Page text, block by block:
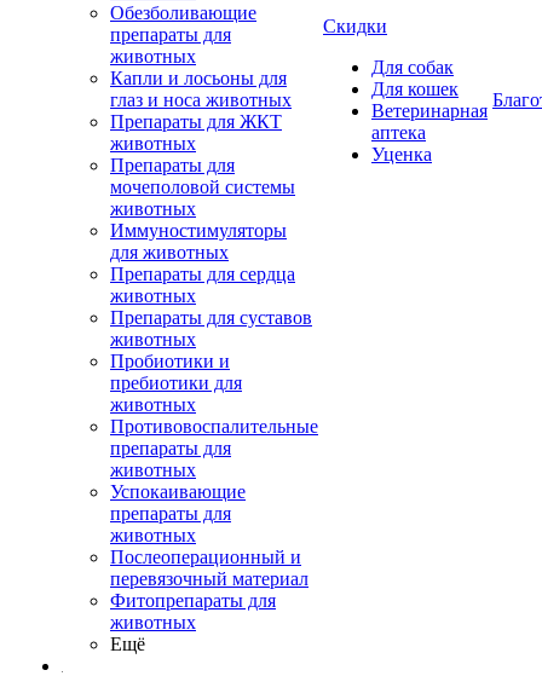
Обезболивающие
препараты для
животных
Капли и лосьоны для
глаз и носа животных
Препараты для ЖКТ
животных
Препараты для
мочеполовой системы
животных
Иммуностимуляторы
для животных
Препараты для сердца
животных
Препараты для суставов
животных
Пробиотики и
пребиотики для
животных
Противовоспалительные
препараты для
животных
Успокаивающие
препараты для
животных
Послеоперационный и
перевязочный материал
Фитопрепараты для
животных
Ещё
Скидки
Для собак
Для кошек
Ветеринарная
аптека
Уценка